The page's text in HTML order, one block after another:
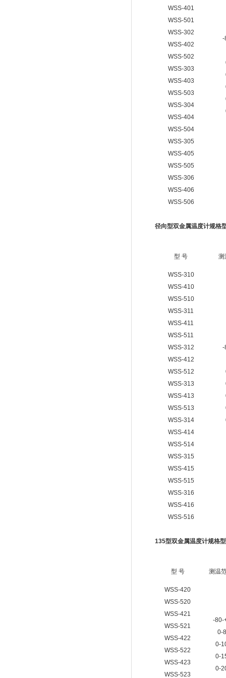
-
WSS-401
WSS-501
WSS-302
WSS-402
WSS-502
WSS-303
WSS-403
WSS-503
WSS-304
WSS-404
WSS-504
WSS-305
WSS-405
WSS-505
WSS-306
WSS-406
WSS-506
径向型双金属温度计规格
型 号
WSS-310
-
WSS-410
WSS-510
WSS-311
WSS-411
WSS-511
WSS-312
WSS-412
WSS-512
WSS-313
WSS-413
WSS-513
WSS-314
WSS-414
WSS-514
WSS-315
WSS-415
WSS-515
WSS-316
WSS-416
WSS-516
135型双金属温度计规格
型 号 测温
WSS-420
-80-
0-
0-
0-
0-
WSS-520
WSS-421
WSS-521
WSS-422
WSS-522
WSS-423
WSS-523